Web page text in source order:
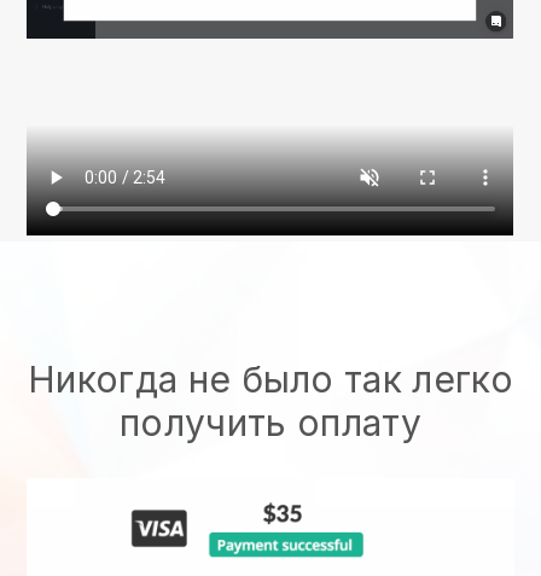
Никогда не было так легко
получить оплату